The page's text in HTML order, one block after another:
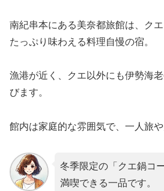
南紀串本にある美奈都旅館は、ク
たっぷり味わえる料理自慢の宿。
漁港が近く、クエ以外にも伊勢海
びます。
館内は家庭的な雰囲気で、一人旅や
冬季限定の「クエ鍋コ
満喫できる一品です。